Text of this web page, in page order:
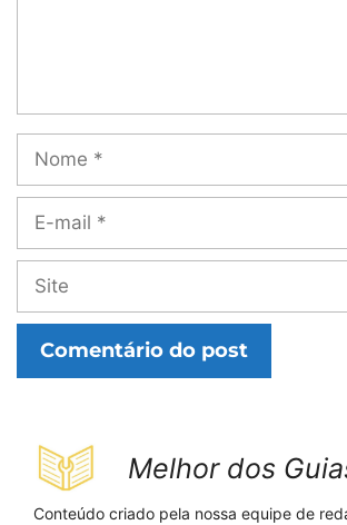
Nome
Site
Melhor dos
Conteúdo criado pela nossa equipe de